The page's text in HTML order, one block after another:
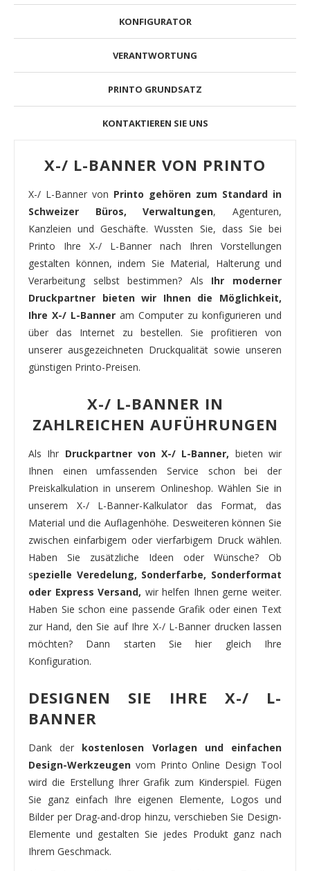
KONFIGURATOR
VERANTWORTUNG
PRINTO GRUNDSATZ
KONTAKTIEREN SIE UNS
X-/ L-BANNER VON PRINTO
X-/ L-Banner von Printo gehören zum Standard in
Schweizer Büros, Verwaltungen, Agenturen,
Kanzleien und Geschäfte. Wussten Sie, dass Sie bei
Printo Ihre X-/ L-Banner nach Ihren Vorstellungen
gestalten können, indem Sie Material, Halterung und
Verarbeitung selbst bestimmen? Als Ihr moderner
Druckpartner bieten wir Ihnen die Möglichkeit,
Ihre X-/ L-Banner am Computer zu konfigurieren und
über das Internet zu bestellen. Sie profitieren von
unserer ausgezeichneten Druckqualität sowie unseren
günstigen Printo-Preisen.
X-/ L-BANNER IN
ZAHLREICHEN AUFÜHRUNGEN
Als Ihr Druckpartner von X-/ L-Banner, bieten wir
Ihnen einen umfassenden Service schon bei der
Preiskalkulation in unserem Onlineshop. Wählen Sie in
unserem X-/ L-Banner-Kalkulator das Format, das
Material und die Auflagenhöhe. Desweiteren können Sie
zwischen einfarbigem oder vierfarbigem Druck wählen.
Haben Sie zusätzliche Ideen oder Wünsche? Ob
spezielle Veredelung, Sonderfarbe, Sonderformat
oder Express Versand, wir helfen Ihnen gerne weiter.
Haben Sie schon eine passende Grafik oder einen Text
zur Hand, den Sie auf Ihre X-/ L-Banner drucken lassen
möchten? Dann starten Sie hier gleich Ihre
Konfiguration.
DESIGNEN SIE IHRE X-/ L-
BANNER
Dank der kostenlosen Vorlagen und einfachen
Design-Werkzeugen vom Printo Online Design Tool
wird die Erstellung Ihrer Grafik zum Kinderspiel. Fügen
Sie ganz einfach Ihre eigenen Elemente, Logos und
Bilder per Drag-and-drop hinzu, verschieben Sie Design-
Elemente und gestalten Sie jedes Produkt ganz nach
Ihrem Geschmack.